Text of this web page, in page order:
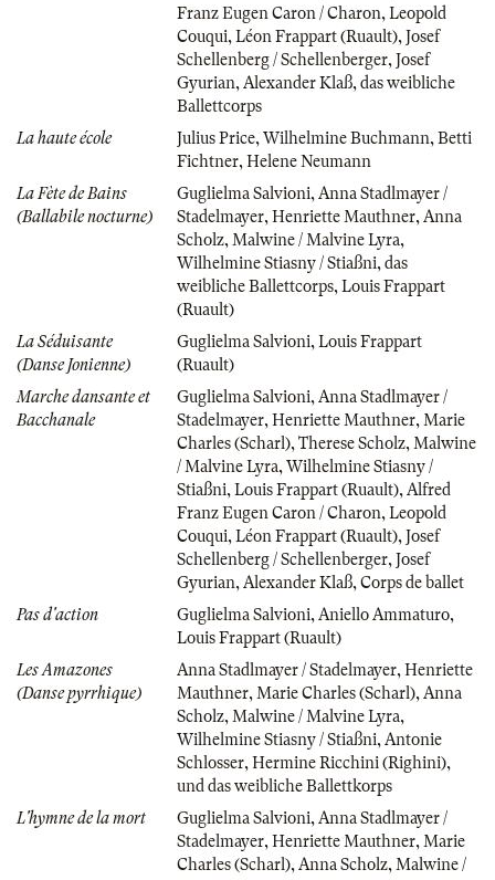
Franz Eugen Caron / Charon, Leopold
Couqui, Léon Frappart (Ruault), Josef
Schellenberg / Schellenberger, Josef
Gyurian, Alexander Klaß, das weibliche
Ballettcorps
La haute école
Julius Price, Wilhelmine Buchmann, Betti
Fichtner, Helene Neumann
La Fète de Bains
(Ballabile nocturne)
Guglielma Salvioni, Anna Stadlmayer /
Stadelmayer, Henriette Mauthner, Anna
Scholz, Malwine / Malvine Lyra,
Wilhelmine Stiasny / Stiaßni, das
weibliche Ballettcorps, Louis Frappart
(Ruault)
La Séduisante
(Danse Jonienne)
Guglielma Salvioni, Louis Frappart
(Ruault)
Marche dansante et
Bacchanale
Guglielma Salvioni, Anna Stadlmayer /
Stadelmayer, Henriette Mauthner, Marie
Charles (Scharl), Therese Scholz, Malwine
/ Malvine Lyra, Wilhelmine Stiasny /
Stiaßni, Louis Frappart (Ruault), Alfred
Franz Eugen Caron / Charon, Leopold
Couqui, Léon Frappart (Ruault), Josef
Schellenberg / Schellenberger, Josef
Gyurian, Alexander Klaß, Corps de ballet
Pas d'action
Guglielma Salvioni, Aniello Ammaturo,
Louis Frappart (Ruault)
Les Amazones
(Danse pyrrhique)
Anna Stadlmayer / Stadelmayer, Henriette
Mauthner, Marie Charles (Scharl), Anna
Scholz, Malwine / Malvine Lyra,
Wilhelmine Stiasny / Stiaßni, Antonie
Schlosser, Hermine Ricchini (Righini),
und das weibliche Ballettkorps
L'hymne de la mort
Guglielma Salvioni, Anna Stadlmayer /
Stadelmayer, Henriette Mauthner, Marie
Charles (Scharl), Anna Scholz, Malwine /